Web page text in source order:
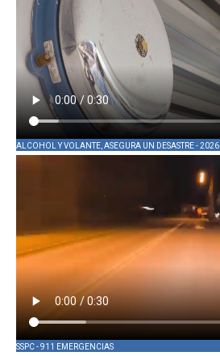
ALCOHOL Y VOLANTE, ASEGURA UN DESASTRE - 2026
SSPC - 911 EMERGENCIAS